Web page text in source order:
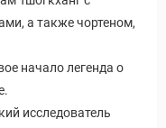
а также чортеном,
начало легенда о
исследователь